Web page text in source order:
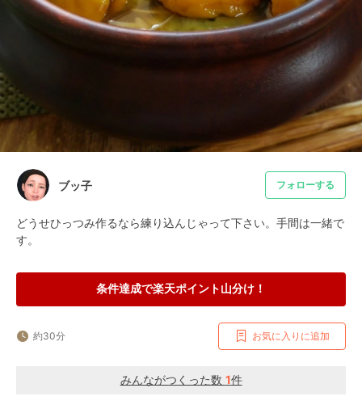
ブッ子 フォローする
どうせひっつみ作るなら練り込んじゃって下さい。手間は一緒で
す。
条件達成で楽天ポイント山分け！
約30分 お気に入りに追加
みんながつくった数 1件